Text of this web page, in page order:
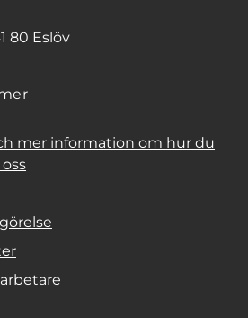
80 Eslöv
mer information om hur du